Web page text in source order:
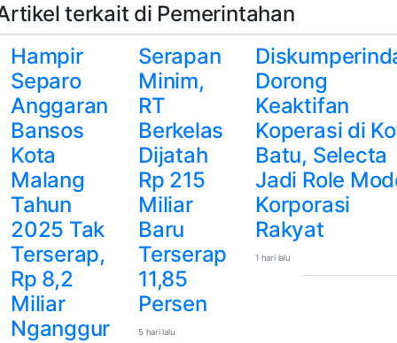
terkait di Pemerintahan
Hampir
Separo
Anggaran
Bansos
Kota
Malang
Tahun
2025 Tak
Terserap,
Rp 8,2
Miliar
Nganggur
Serapan
Minim,
RT
Berkelas
Dijatah
Rp 215
Miliar
Baru
Terserap
11,85
Persen
5 hari lalu
Dorong
Keaktifan
Koperasi di
Batu, Selecta
Jadi Role
Korporasi
Rakyat
1 hari lalu